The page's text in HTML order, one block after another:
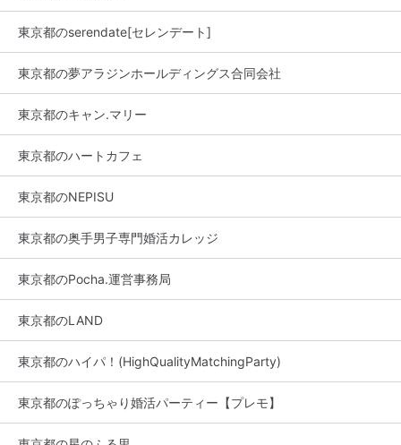
東京都のserendate[セレンデート]
東京都の夢アラジンホールディングス合同会社
東京都のキャン.マリー
東京都のハートカフェ
東京都のNEPISU
東京都の奥手男子専門婚活カレッジ
東京都のPocha.運営事務局
東京都のLAND
東京都のハイパ！(HighQualityMatchingParty)
東京都のぽっちゃり婚活パーティー【プレモ】